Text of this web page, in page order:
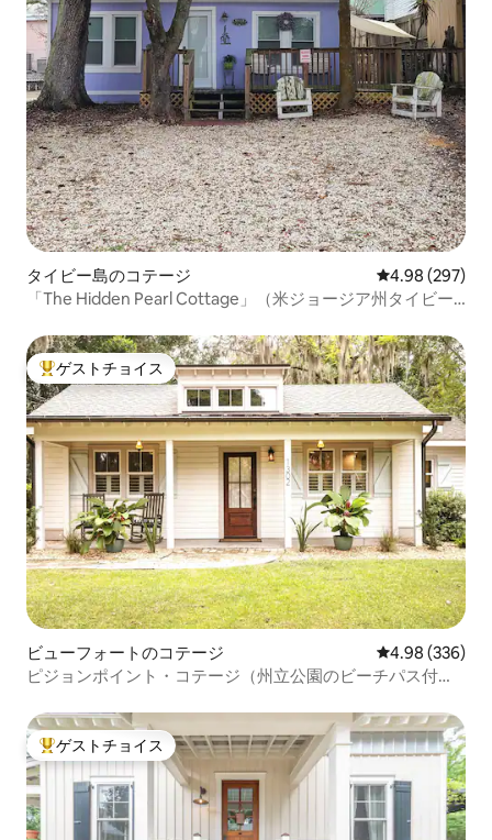
タイビー島のコテージ レビュー297
4.98 (297)
「The Hidden Pearl Cottage」（米ジョージア州タイビー
大好評のゲストチョイスです。
ゲストチョイス
ビューフォートのコテージ レビュー336
4.98 (336)
ピジョンポイント・コテージ（州立公園のビーチパス付
大好評のゲストチョイスです。
ゲストチョイス